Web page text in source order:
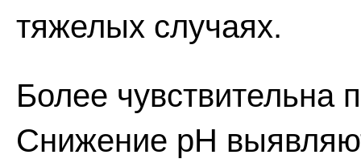
тяжелых случаях.
Более
Снижение рН